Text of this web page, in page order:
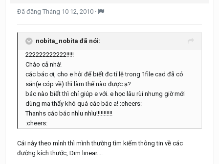
Đã đăng Tháng 10 12, 2010 ·
nobita_nobita đã nói:
222222222222!!!!!
Chào cả nhà!
các bác ơi, cho e hỏi để biết đc tỉ lệ trong 1file cad đã có
sẵn(e cóp về) thì làm thế nào được ạ?
bác nào biết thì chỉ giúp e với. e học lâu rùi nhưng giờ mới
dùng ma thấy khó quá các bác a! :cheers:
Thanhs các bác nhìu nhìu!!!!!!!!!!!
:cheers:
Cái này theo mình thì mình thường tìm kiếm thông tin về các
đường kích thước, Dim linear....